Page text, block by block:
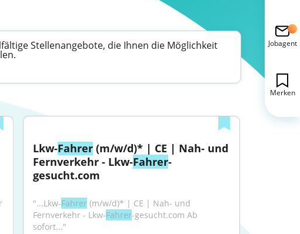
Stellenangebote, die Ihnen die Möglichkeit
Lkw-Fahrer (m/w/d)* | CE | Nah- und
Fernverkehr - Lkw-Fahrer-
gesucht.com
"...Lkw-Fahrer (m/w/d)* | CE | Nah- und
Fernverkehr - Lkw-Fahrer-gesucht.com Ab
sofort..."
Jobagent
Merken